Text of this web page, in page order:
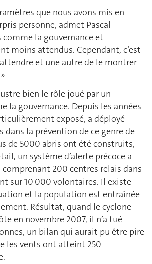
que nous avons mis en
personne, admet Pascal
comme la gouvernance et
moins attendus. Cependant, c’est
attendre et une autre de le montrer
bien le rôle joué par un
la gouvernance. Depuis les années
exposé, a déployé
dans la prévention de ce genre de
de 5000 abris ont été construits,
un système d’alerte précoce a
200 centres relais dans
sur 10 000 volontaires. Il existe
et la population est entraînée
Résultat, quand le cyclone
en novembre 2007, il n’a tué
un bilan qui aurait pu être pire
les vents ont atteint 250